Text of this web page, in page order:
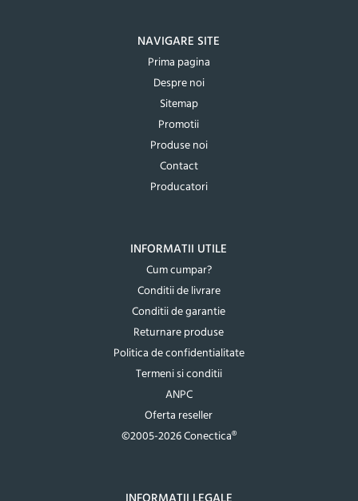
NAVIGARE SITE
Prima pagina
Despre noi
Sitemap
Promotii
Produse noi
Contact
Producatori
INFORMATII UTILE
Cum cumpar?
Conditii de livrare
Conditii de garantie
Returnare produse
Politica de confidentialitate
Termeni si conditii
ANPC
Oferta reseller
©2005-2026 Conectica®